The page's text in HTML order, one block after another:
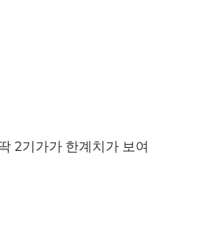
2기가가 한계치가 보여